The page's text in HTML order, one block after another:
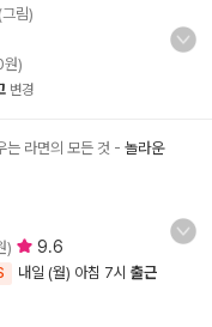
(그림)
)
변경
는 라면의 모든 것 - 놀라운
) 9.6
내일 (월) 아침 7시 출근